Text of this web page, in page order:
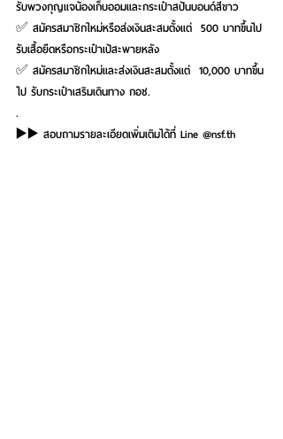
รับพวงกุญแจน้องเก็บออมและกระเป๋าสปันบอนด์สีขาว
✅ สมัครสมาชิกใหม่หรือส่งเงินสะสมตั้งแต่  500 บาทขึ้นไป
รับเสื้อยืดหรือกระเป๋าเป้สะพายหลัง
✅ สมัครสมาชิกใหม่และส่งเงินสะสมตั้งแต่  10,000 บาทขึ้น
ไป รับกระเป๋าเสริมเดินทาง กอช.
.
▶️▶️ สอบถามรายละเอียดเพิ่มเติมได้ที่ Line @nsf.th